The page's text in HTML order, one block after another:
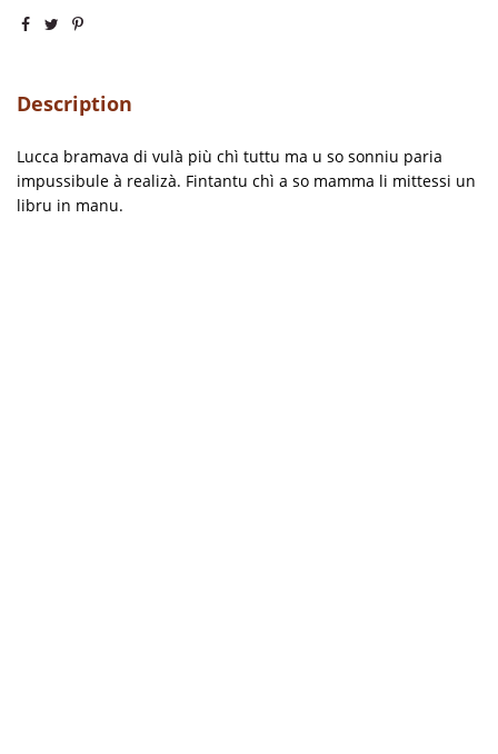
Description
Lucca bramava di vulà più chì tuttu ma u so sonniu paria
impussibule à realizà. Fintantu chì a so mamma li mittessi un
libru in manu.